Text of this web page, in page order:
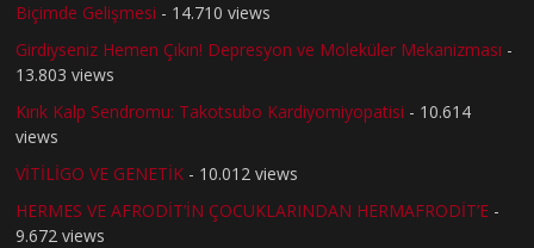
Biçimde Gelişmesi - 14.710 views
Girdiyseniz Hemen Çıkın! Depresyon ve Moleküler Mekanizması -
13.803 views
Kırık Kalp Sendromu: Takotsubo Kardiyomiyopatisi - 10.614
views
VİTİLİGO VE GENETİK - 10.012 views
HERMES VE AFRODİT’İN ÇOCUKLARINDAN HERMAFRODİT’E -
9.672 views